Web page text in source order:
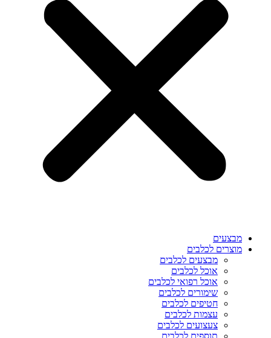
מבצעים
מוצרים לכלבים
מבצעים לכלבים
אוכל לכלבים
אוכל רפואי לכלבים
שימורים לכלבים
חטיפים לכלבים
עצמות לכלבים
צעצועים לכלבים